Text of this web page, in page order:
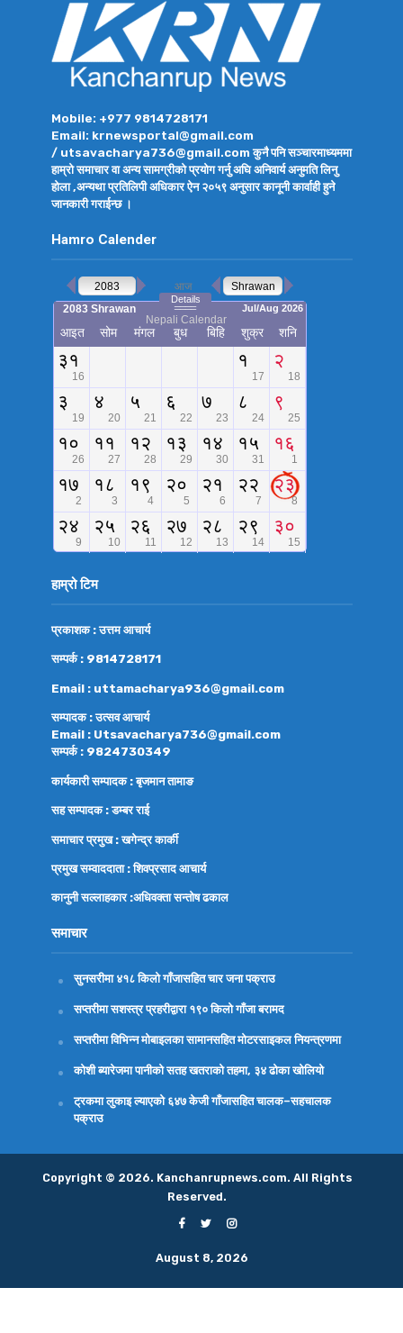
Mobile: +977 9814728171
Email: krnewsportal@gmail.com
/ utsavacharya736@gmail.com कुनै पनि सञ्चारमाध्यममा
हाम्रो समाचार वा अन्य सामग्रीको प्रयोग गर्नु अघि अनिवार्य अनुमति लिनु
होला ,अन्यथा प्रतिलिपी अधिकार ऐन २०५९ अनुसार कानूनी कार्वाही हुने
जानकारी गराईन्छ ।
Hamro Calender
हाम्रो टिम
प्रकाशक : उत्तम आचार्य
सम्पर्क : 9814728171
Email : uttamacharya936@gmail.com
सम्पादक : उत्सव आचार्य
Email : Utsavacharya736@gmail.com
सम्पर्क : 9824730349
कार्यकारी सम्पादक : बृजमान तामाङ
सह सम्पादक : डम्बर राई
समाचार प्रमुख : खगेन्द्र कार्की
प्रमुख सम्वाददाता : शिवप्रसाद आचार्य
कानुनी सल्लाहकार :अधिवक्तासन्तोष ढकाल
समाचार
सुनसरीमा ४१८ किलो गाँजासहित चार जना पक्राउ
सप्तरीमा सशस्त्र प्रहरीद्वारा १९० किलो गाँजा बरामद
सप्तरीमा विभिन्न मोबाइलका सामानसहित मोटरसाइकल नियन्त्रणमा
कोशी ब्यारेजमा पानीको सतह खतराको तहमा, ३४ ढोका खोलियो
ट्रकमा लुकाइ ल्याएको ६४७ केजी गाँजासहित चालक–सहचालक
पक्राउ
Copyright © 2026. Kanchanrupnews.com. All Rights
Reserved.
August 8, 2026